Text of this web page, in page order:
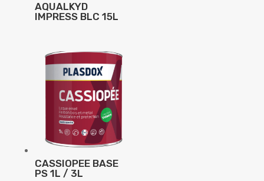
AQUALKYD
IMPRESS BLC 15L
CASSIOPEE BASE
PS 1L / 3L